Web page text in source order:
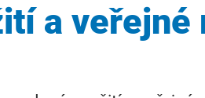
a veřejné